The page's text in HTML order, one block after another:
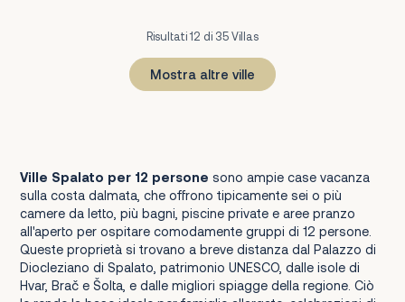
Risultati 12 di 35 Villas
Mostra altre ville
Ville Spalato per 12 persone sono ampie case vacanza
sulla costa dalmata, che offrono tipicamente sei o più
camere da letto, più bagni, piscine private e aree pranzo
all'aperto per ospitare comodamente gruppi di 12 persone.
Queste proprietà si trovano a breve distanza dal Palazzo di
Diocleziano di Spalato, patrimonio UNESCO, dalle isole di
Hvar, Brač e Šolta, e dalle migliori spiagge della regione. Ciò